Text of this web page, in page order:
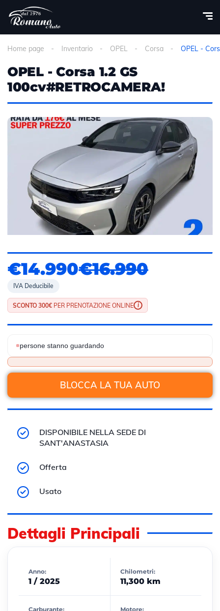
Home page Inventario OPEL Corsa OPEL -
OPEL - Corsa 1.2 GS
100cv#RETROCAMERA!
€14.990€16.990
IVA Deducibile
SCONTO 300€ PER PRENOTAZIONE ONLINE i
persone stanno guardando
BLOCCA LA TUA AUTO
DISPONIBILE NELLA SEDE DI
SANT'ANASTASIA
Offerta
Usato
Dettagli Principali
Anno:
1 / 2025
Chilometri:
11,300 km
Carburante: Motore: